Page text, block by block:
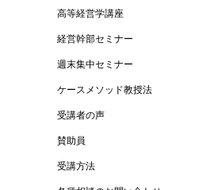
高等経営学講座
経営幹部セミナー
週末集中セミナー
ケースメソッド教授法
受講者の声
賛助員
受講方法